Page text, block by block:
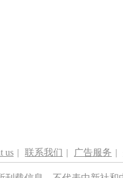
us | 联系我们 | 广告服务 |